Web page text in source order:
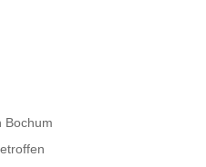
Bochum